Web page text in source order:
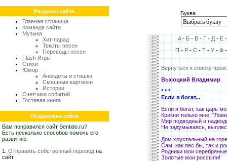
Разделы сайта
Главная страница
Команда сайта
Музыка
Хит-парад
Тексты песен
Переводы песен
Flash Игры
Стихи
Юмор
Анекдоты и стишки
Смешные картинки
Истории
Счетчики событий
Гостевая книга
Поддержка сайта
Вам понравился сайт Sentido.ru?
Есть несколько способов помочь его
развитию:
1. Отправить собственный перевод на
сайт.
Буква
A- Б - В - Г - Д - Е
П-Р-С-Т-У-Ф
Вернуться к списку
Высоцкий Владимир
* * *
Если я богат...
Если я богат, как царь
Крикни только мне:
Мир подводный и
Не задумываясь,
Дом хрустальный на
Сам, как пес бы, так и
Родники мои
Золотые мои россыпи!